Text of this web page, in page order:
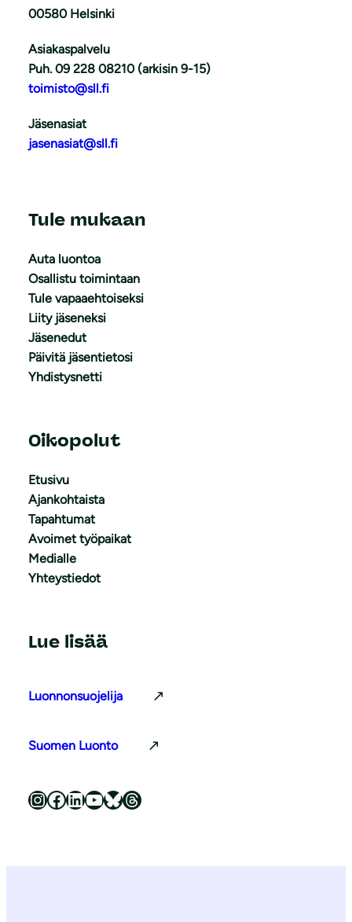
00580 Helsinki
Asiakaspalvelu
Puh. 09 228 08210 (arkisin 9-15)
toimisto@sll.fi
Jäsenasiat
jasenasiat@sll.fi
Tule mukaan
Auta luontoa
Osallistu toimintaan
Tule vapaaehtoiseksi
Liity jäseneksi
Jäsenedut
Päivitä jäsentietosi
Yhdistysnetti
Oikopolut
Etusivu
Ajankohtaista
Tapahtumat
Avoimet työpaikat
Medialle
Yhteystiedot
Lue lisää
Luonnonsuojelija
Suomen Luonto
Luonnonsuojeluliitto Instagramissa Luonnonsuojeluliitto Facebookissa Luonnonsuojeluliitto LinkedInissä Luonnonsuojeluliiton YouTube-kanava Luonnonsuojeluliitto Blueskyssa Luonnonsuojeluliitto Threadsissa